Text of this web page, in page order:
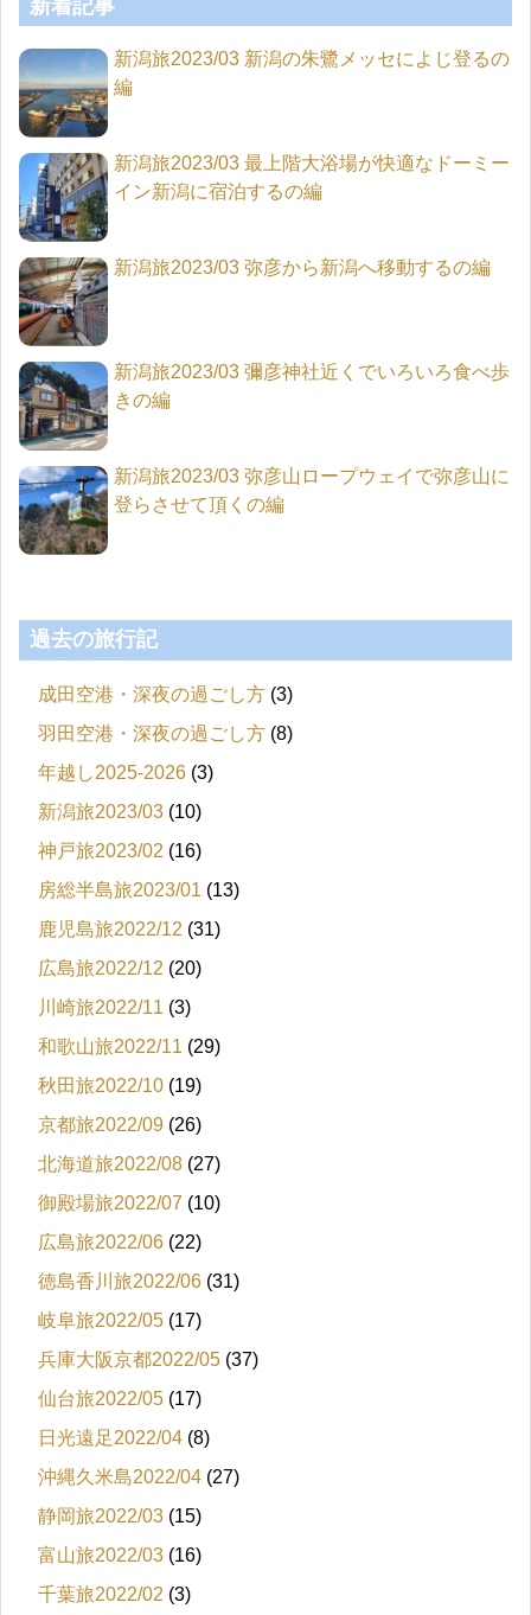
新着記事
新潟旅2023/03 新潟の朱鷺メッセによじ登るの
編
新潟旅2023/03 最上階大浴場が快適なドーミー
イン新潟に宿泊するの編
新潟旅2023/03 弥彦から新潟へ移動するの編
新潟旅2023/03 彌彦神社近くでいろいろ食べ歩
きの編
新潟旅2023/03 弥彦山ロープウェイで弥彦山に
登らさせて頂くの編
過去の旅行記
成田空港・深夜の過ごし方 (3)
羽田空港・深夜の過ごし方 (8)
年越し2025-2026 (3)
新潟旅2023/03 (10)
神戸旅2023/02 (16)
房総半島旅2023/01 (13)
鹿児島旅2022/12 (31)
広島旅2022/12 (20)
川崎旅2022/11 (3)
和歌山旅2022/11 (29)
秋田旅2022/10 (19)
京都旅2022/09 (26)
北海道旅2022/08 (27)
御殿場旅2022/07 (10)
広島旅2022/06 (22)
徳島香川旅2022/06 (31)
岐阜旅2022/05 (17)
兵庫大阪京都2022/05 (37)
仙台旅2022/05 (17)
日光遠足2022/04 (8)
沖縄久米島2022/04 (27)
静岡旅2022/03 (15)
富山旅2022/03 (16)
千葉旅2022/02 (3)